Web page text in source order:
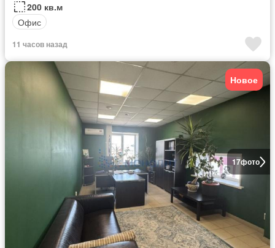
200 кв.м
Офис
11 часов назад
17фото
Новое